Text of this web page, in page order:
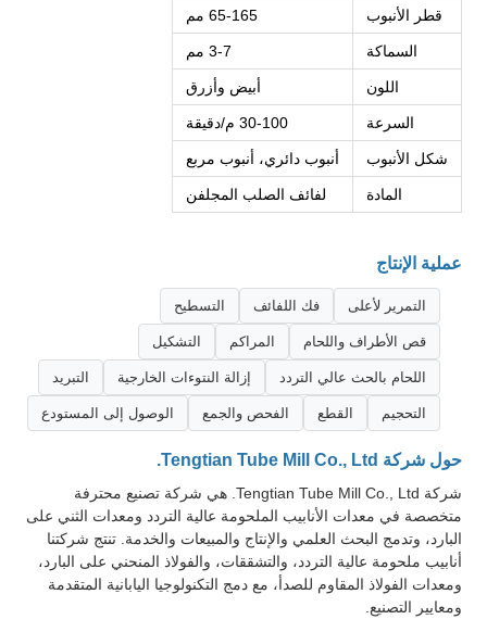
قطر الأنبوب 65-165 مم
السماكة 3-7 مم
اللون أبيض وأزرق
السرعة 30-100 م/دقيقة
شكل الأنبوب أنبوب دائري، أنبوب مربع
المادة لفائف الصلب المجلفن
عملية الإنتاج
التمرير لأعلى فك اللفائف التسطيح
قص الأطراف واللحام المراكم التشكيل
اللحام بالحث عالي التردد إزالة النتوءات الخارجية التبريد
التحجيم القطع الفحص والجمع الوصول إلى المستودع
حول شركة Tengtian Tube Mill Co., Ltd.
شركة Tengtian Tube Mill Co., Ltd. هي شركة تصنيع محترفة
متخصصة في معدات الأنابيب الملحومة عالية التردد ومعدات الثني على
البارد، وتدمج البحث العلمي والإنتاج والمبيعات والخدمة. تنتج شركتنا
أنابيب ملحومة عالية التردد، والتشققات، والفولاذ المنحني على البارد،
ومعدات الفولاذ المقاوم للصدأ، مع دمج التكنولوجيا اليابانية المتقدمة
ومعايير التصنيع.